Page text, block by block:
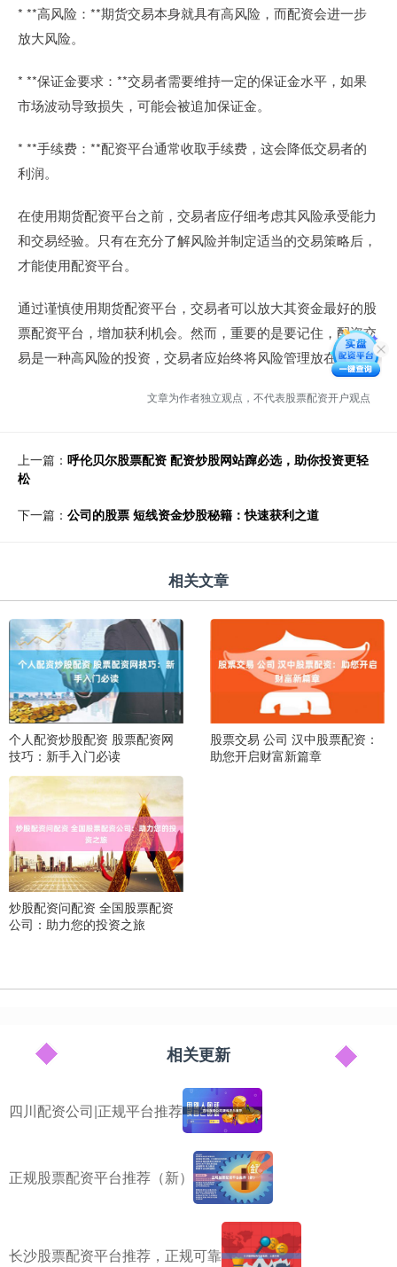
* **高风险：**期货交易本身就具有高风险，而配资会进一步
放大风险。
* **保证金要求：**交易者需要维持一定的保证金水平，如果
市场波动导致损失，可能会被追加保证金。
* **手续费：**配资平台通常收取手续费，这会降低交易者的
利润。
在使用期货配资平台之前，交易者应仔细考虑其风险承受能力
和交易经验。只有在充分了解风险并制定适当的交易策略后，
才能使用配资平台。
通过谨慎使用期货配资平台，交易者可以放大其资金最好的股
票配资平台，增加获利机会。然而，重要的是要记住，配资交
易是一种高风险的投资，交易者应始终将风险管理放在首位。
文章为作者独立观点，不代表股票配资开户观点
上一篇： 呼伦贝尔股票配资 配资炒股网站蹿必选，助你投资更轻
松
下一篇： 公司的股票 短线资金炒股秘籍：快速获利之道
相关文章
个人配资炒股配资 股票配资网
技巧：新手入门必读
股票交易 公司 汉中股票配资：
助您开启财富新篇章
炒股配资问配资 全国股票配资
公司：助力您的投资之旅
相关更新
四川配资公司|正规平台推荐
正规股票配资平台推荐（新）
长沙股票配资平台推荐，正规可靠